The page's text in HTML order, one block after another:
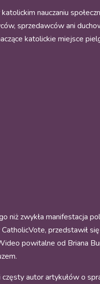
nauczaniu
sprzedawców ani
katolickie miejsce
niż zwykła manifestacja
przedstawił
powitalne od Briana
autor artykułów o